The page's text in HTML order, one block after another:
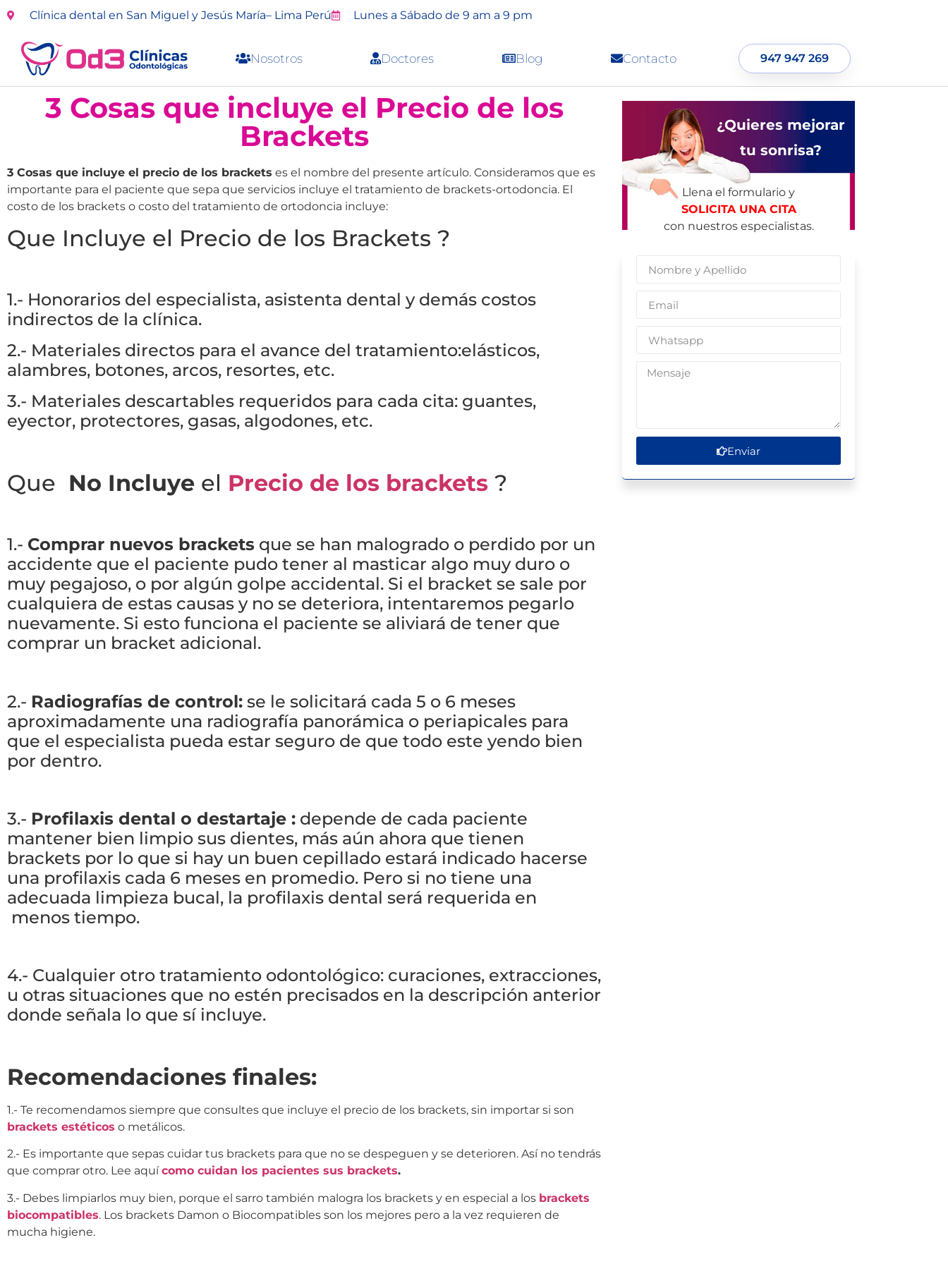
Clínica dental en San Miguel y Jesús María– Lima Perú Lunes a Sábado de 9 am a 9 pm
Nosotros Doctores Blog Contacto 947 947 269
3 Cosas que incluye el Precio de los
Brackets
3 Cosas que incluye el precio de los brackets es el nombre del presente artículo. Consideramos que es
importante para el paciente que sepa que servicios incluye el tratamiento de brackets-ortodoncia. El
costo de los brackets o costo del tratamiento de ortodoncia incluye:
Que Incluye el Precio de los Brackets ?
1.- Honorarios del especialista, asistenta dental y demás costos
indirectos de la clínica.
2.- Materiales directos para el avance del tratamiento:elásticos,
alambres, botones, arcos, resortes, etc.
3.- Materiales descartables requeridos para cada cita: guantes,
eyector, protectores, gasas, algodones, etc.
Que No Incluye el Precio de los brackets ?
1.- Comprar nuevos brackets que se han malogrado o perdido por un
accidente que el paciente pudo tener al masticar algo muy duro o
muy pegajoso, o por algún golpe accidental. Si el bracket se sale por
cualquiera de estas causas y no se deteriora, intentaremos pegarlo
nuevamente. Si esto funciona el paciente se aliviará de tener que
comprar un bracket adicional.
2.- Radiografías de control: se le solicitará cada 5 o 6 meses
aproximadamente una radiografía panorámica o periapicales para
que el especialista pueda estar seguro de que todo este yendo bien
por dentro.
3.- Profilaxis dental o destartaje : depende de cada paciente
mantener bien limpio sus dientes, más aún ahora que tienen
brackets por lo que si hay un buen cepillado estará indicado hacerse
una profilaxis cada 6 meses en promedio. Pero si no tiene una
adecuada limpieza bucal, la profilaxis dental será requerida en
menos tiempo.
4.- Cualquier otro tratamiento odontológico: curaciones, extracciones,
u otras situaciones que no estén precisados en la descripción anterior
donde señala lo que sí incluye.
Recomendaciones finales:
1.- Te recomendamos siempre que consultes que incluye el precio de los brackets, sin importar si son
brackets estéticos o metálicos.
2.- Es importante que sepas cuidar tus brackets para que no se despeguen y se deterioren. Así no tendrás
que comprar otro. Lee aquícomo cuidan los pacientes sus brackets.
3.- Debes limpiarlos muy bien, porque el sarro también malogra los brackets y en especial a los brackets
biocompatibles. Los brackets Damon o Biocompatibles son los mejores pero a la vez requieren de
mucha higiene.
¿Quieres mejorar
tu sonrisa?
Llena el formulario y
SOLICITA UNA CITA
con nuestros especialistas.
Enviar